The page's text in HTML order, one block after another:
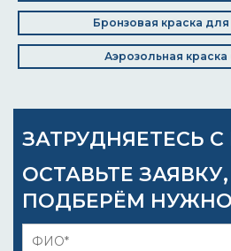
Бронзовая краска
Аэрозольная
ЗАТРУДНЯЕТЕСЬ
ОСТАВЬТЕ
ПОДБЕРЁМ